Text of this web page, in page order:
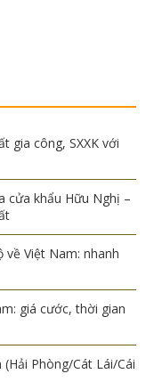
gia công, SXXK với
cửa khẩu Hữu Nghị –
về Việt Nam: nhanh
giá cước, thời gian
Phòng/Cát Lái/Cái